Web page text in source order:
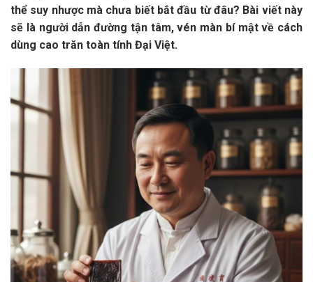
thể suy nhược mà chưa biết bắt đầu từ đâu? Bài viết này
sẽ là người dẫn đường tận tâm, vén màn bí mật về cách
dùng cao trăn toàn tính Đại Việt.